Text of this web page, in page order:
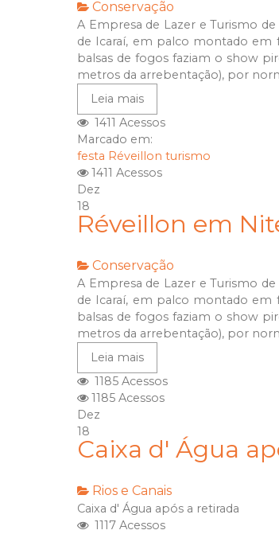
Conservação
A Empresa de Lazer e Turismo
de Icaraí, em palco montado em
balsas de fogos faziam o show
metros da arrebentação), por
Leia mais
1411 Acessos
Marcado em:
festa Réveillon turismo
1411 Acessos
Dez
18
Réveillon em
Conservação
A Empresa de Lazer e Turismo
de Icaraí, em palco montado em
balsas de fogos faziam o show
metros da arrebentação), por
Leia mais
1185 Acessos
1185 Acessos
Dez
18
Caixa d' Água
Rios e Canais
Caixa d' Água após a retirada
1117 Acessos